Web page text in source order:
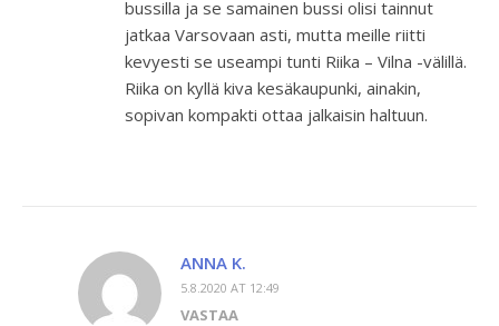
bussilla ja se samainen bussi olisi tainnut
jatkaa Varsovaan asti, mutta meille riitti
kevyesti se useampi tunti Riika – Vilna -välillä.
Riika on kyllä kiva kesäkaupunki, ainakin,
sopivan kompakti ottaa jalkaisin haltuun.
ANNA K.
5.8.2020 AT 12:49
VASTAA